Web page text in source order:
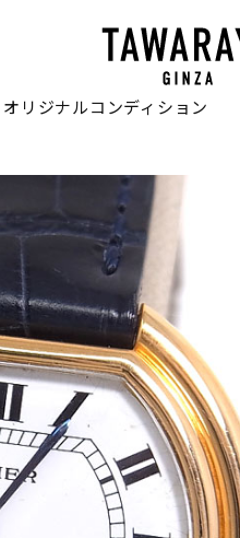
オリジナルコンディション